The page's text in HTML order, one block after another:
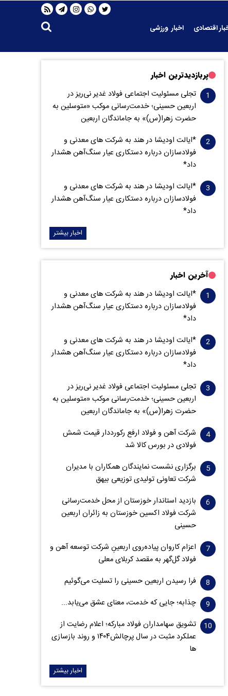
اقتصادی
اخبار ورزشی
پربازدیدترین اخبار
تجلی مسئولیت اجتماعی فولاد غدیر نی‌ریز در
اربعین حسینی؛ خدمت‌رسانی موکب «متوسلین به
حضرت زهرا(س)» به جاماندگان اربعین
*ایالت اودیشا در هند به شرکت های معدنی و
فولادسازان درباره دستکاری عیار سنگ‌آهن هشدار
داد*
*ایالت اودیشا در هند به شرکت های معدنی و
فولادسازان درباره دستکاری عیار سنگ‌آهن هشدار
داد*
اخبار بیشتر
آخرین اخبار
*ایالت اودیشا در هند به شرکت های معدنی و
فولادسازان درباره دستکاری عیار سنگ‌آهن هشدار
داد*
*ایالت اودیشا در هند به شرکت های معدنی و
فولادسازان درباره دستکاری عیار سنگ‌آهن هشدار
داد*
تجلی مسئولیت اجتماعی فولاد غدیر نی‌ریز در
اربعین حسینی؛ خدمت‌رسانی موکب «متوسلین به
حضرت زهرا(س)» به جاماندگان اربعین
شرکت آهن و فولاد ارفع رکورددار قیمت شمش
فولادی در بورس کالا شد
برگزاری نشست نمایندگان همکاران با مدیران
شرکت تعاونی تولیدی توزیعی بیهق
بازدید استاندار خوزستان از محل خدمت‌رسانی
شرکت فولاد اکسین خوزستان به زائران اربعین
حسینی
اعزام کاروان پیاده‌روی اربعینِ شرکت توسعه آهن و
فولاد گل‌گهر به مقصد کربلای معلی
فرا رسیدن اربعین حسینی را تسلیت می‌گوئیم
چذابه؛ جایی که خدمت، معنای عشق می‌یابد...
تشویق سهامداران فولاد مبارکه؛ اعلام رضایت از
عملکرد مثبت در سال پرچالش۱۴۰۴ و روند بازسازی
ها
اخبار بیشتر